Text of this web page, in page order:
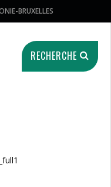
BRUXELLES
RECHERCHE